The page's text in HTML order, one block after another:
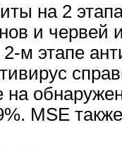
на 2
и червей
м этапе
на
MSE